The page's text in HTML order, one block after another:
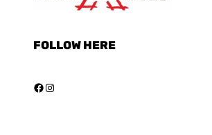
FOLLOW HERE
Facebook Instagram